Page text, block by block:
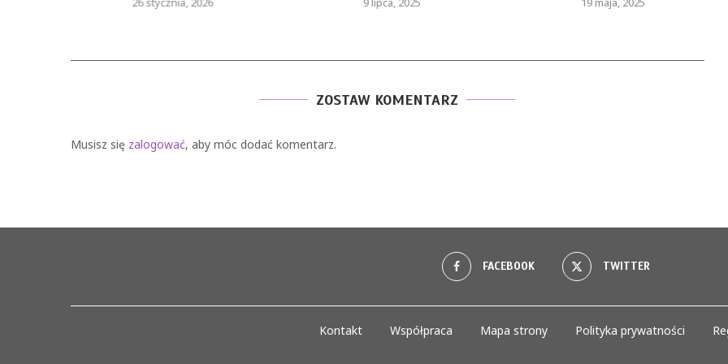
ZOSTAW KOMENTARZ
Musisz się zalogować, aby móc dodać komentarz.
FACEBOOK TWITTER
Kontakt Współpraca Mapa strony Polityka prywatności